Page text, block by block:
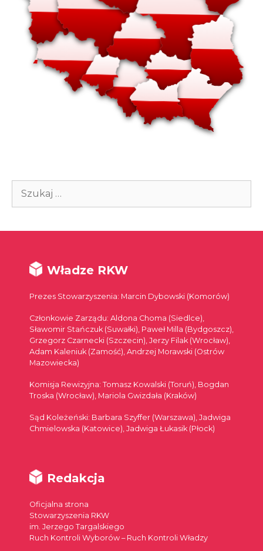
Szukaj:
Władze RKW
Prezes Stowarzyszenia: Marcin Dybowski (Komorów)
Członkowie Zarządu: Aldona Choma (Siedlce),
Sławomir Stańczuk (Suwałki), Paweł Milla (Bydgoszcz),
Grzegorz Czarnecki (Szczecin), Jerzy Filak (Wrocław),
Adam Kaleniuk (Zamość), Andrzej Morawski (Ostrów
Mazowiecka)
Komisja Rewizyjna: Tomasz Kowalski (Toruń), Bogdan
Troska (Wrocław), Mariola Gwizdała (Kraków)
Sąd Koleżeński: Barbara Szyffer (Warszawa), Jadwiga
Chmielowska (Katowice), Jadwiga Łukasik (Płock)
Redakcja
Oficjalna strona
Stowarzyszenia RKW
im. Jerzego Targalskiego
Ruch Kontroli Wyborów – Ruch Kontroli Władzy